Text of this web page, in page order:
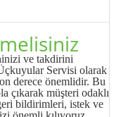
ve takdirini
Servisi olarak
derece önemlidir. Bu
çıkarak müşteri odaklı
bildirimleri, istek ve